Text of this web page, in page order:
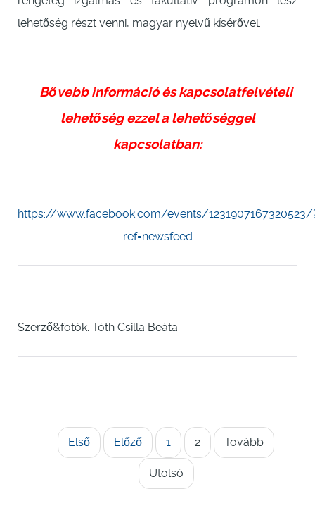
lehetőség részt venni, magyar nyelvű kísérővel.
Bővebb információ és kapcsolatfelvételi
lehetőség ezzel a lehetőséggel
kapcsolatban:
https://www.facebook.com/events/1231907167320523/
ref=newsfeed
Szerző&fotók: Tóth Csilla Beáta
Első Előző 1 2 Tovább
Utolsó